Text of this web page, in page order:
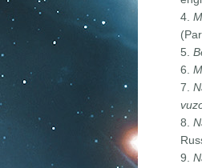
4.
5.
6.
7.
8.
9.